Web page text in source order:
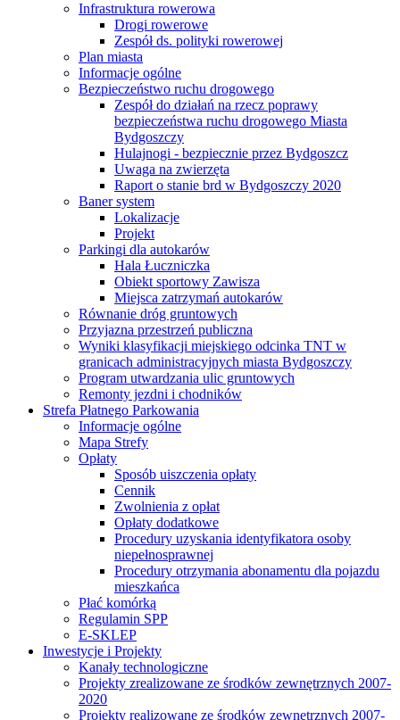
Infrastruktura rowerowa
Drogi rowerowe
Zespół ds. polityki rowerowej
Plan miasta
Informacje ogólne
Bezpieczeństwo ruchu drogowego
Zespół do działań na rzecz poprawy
bezpieczeństwa ruchu drogowego Miasta
Bydgoszczy
Hulajnogi - bezpiecznie przez Bydgoszcz
Uwaga na zwierzęta
Raport o stanie brd w Bydgoszczy 2020
Baner system
Lokalizacje
Projekt
Parkingi dla autokarów
Hala Łuczniczka
Obiekt sportowy Zawisza
Miejsca zatrzymań autokarów
Równanie dróg gruntowych
Przyjazna przestrzeń publiczna
Wyniki klasyfikacji miejskiego odcinka TNT w
granicach administracyjnych miasta Bydgoszczy
Program utwardzania ulic gruntowych
Remonty jezdni i chodników
Strefa Płatnego Parkowania
Informacje ogólne
Mapa Strefy
Opłaty
Sposób uiszczenia opłaty
Cennik
Zwolnienia z opłat
Opłaty dodatkowe
Procedury uzyskania identyfikatora osoby
niepełnosprawnej
Procedury otrzymania abonamentu dla pojazdu
mieszkańca
Płać komórką
Regulamin SPP
E-SKLEP
Inwestycje i Projekty
Kanały technologiczne
Projekty zrealizowane ze środków zewnętrznych 2007-
2020
Projekty realizowane ze środków zewnętrznych 2007-